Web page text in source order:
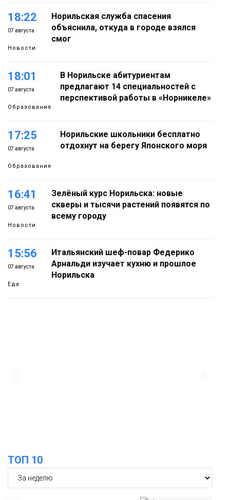
18:22
07 августа
Новости
Норильская служба спасения
объяснила, откуда в городе взялся
смог
18:01
07 августа
Образование
В Норильске абитуриентам
предлагают 14 специальностей с
перспективой работы в «Норникеле»
17:25
07 августа
Образование
Норильские школьники бесплатно
отдохнут на берегу Японского моря
16:41
07 августа
Новости
Зелёный курс Норильска: новые
скверы и тысячи растений появятся по
всему городу
15:56
07 августа
Еда
Итальянский шеф-повар Федерико
Арнальди изучает кухню и прошлое
Норильска
Новости
ТОП 10